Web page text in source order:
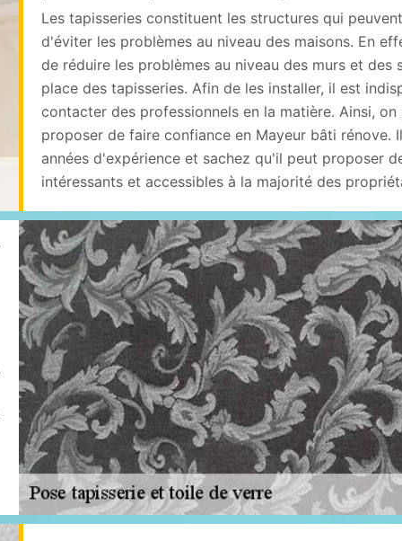
Les tapisseries constituent les structures qui
d'éviter les problèmes au niveau des maisons. En
de réduire les problèmes au niveau des murs et des
place des tapisseries. Afin de les installer, il est
contacter des professionnels en la matière. Ainsi, on
proposer de faire confiance en Mayeur bâti rénove.
années d'expérience et sachez qu'il peut proposer
intéressants et accessibles à la majorité des